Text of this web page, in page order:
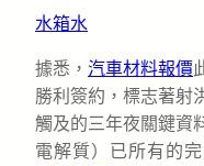
水箱水
據悉， 汽車材料報價
勝利簽約，標志著射
觸及的三年夜關鍵資
電解質）已所有的